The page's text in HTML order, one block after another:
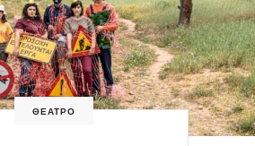
ΘΕΑΤΡΟ